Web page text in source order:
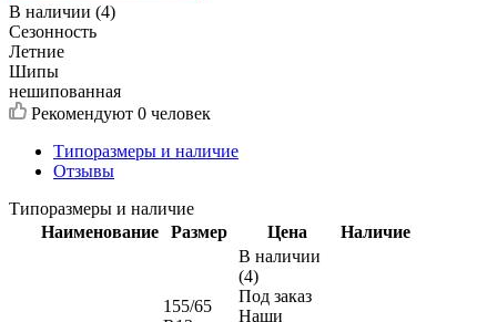
В наличии (4)
Сезонность
Летние
Шипы
нешипованная
Рекомендуют 0 человек
Типоразмеры и наличие
Отзывы
Типоразмеры и наличие
Наименование
Размер Цена Наличие
155/65
В наличии
(4)
Под заказ
Наши